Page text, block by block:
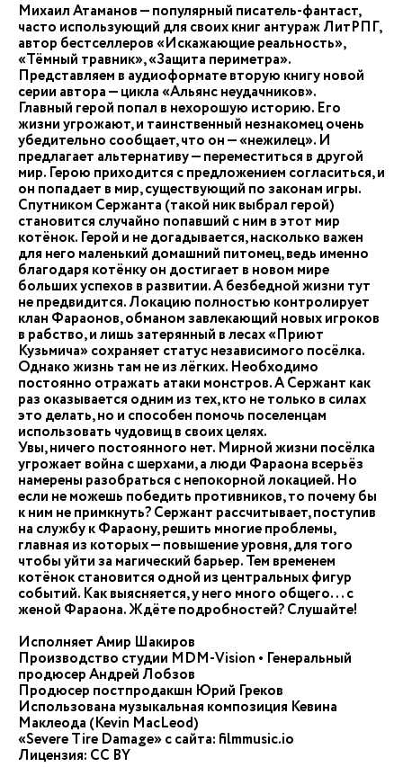
Михаил Атаманов — популярный писатель-фантаст,
часто использующий для своих книг антураж ЛитРПГ,
автор бестселлеров «Искажающие реальность»,
«Тёмный травник», «Защита периметра».
Представляем в аудиоформате вторую книгу новой
серии автора — цикла «Альянс неудачников».
Главный герой попал в нехорошую историю. Его
жизни угрожают, и таинственный незнакомец очень
убедительно сообщает, что он — «нежилец». И
предлагает альтернативу — переместиться в другой
мир. Герою приходится с предложением согласиться, и
он попадает в мир, существующий по законам игры.
Спутником Сержанта (такой ник выбрал герой)
становится случайно попавший с ним в этот мир
котёнок. Герой и не догадывается, насколько важен
для него маленький домашний питомец, ведь именно
благодаря котёнку он достигает в новом мире
больших успехов в развитии. А безбедной жизни тут
не предвидится. Локацию полностью контролирует
клан Фараонов, обманом завлекающий новых игроков
в рабство, и лишь затерянный в лесах «Приют
Кузьмича» сохраняет статус независимого посёлка.
Однако жизнь там не из лёгких. Необходимо
постоянно отражать атаки монстров. А Сержант как
раз оказывается одним из тех, кто не только в силах
это делать, но и способен помочь поселенцам
использовать чудовищ в своих целях.
Увы, ничего постоянного нет. Мирной жизни посёлка
угрожает война с шерхами, а люди Фараона всерьёз
намерены разобраться с непокорной локацией. Но
если не можешь победить противников, то почему бы
к ним не примкнуть? Сержант рассчитывает, поступив
на службу к Фараону, решить многие проблемы,
главная из которых — повышение уровня, для того
чтобы уйти за магический барьер. Тем временем
котёнок становится одной из центральных фигур
событий. Как выясняется, у него много общего... с
женой Фараона. Ждёте подробностей? Слушайте!
Исполняет Амир Шакиров
Производство студии MDM-Vision • Генеральный
продюсер Андрей Лобзов
Продюсер постпродакшн Юрий Греков
Использована музыкальная композиция Кевина
Маклеода (Kevin MacLeod)
«Severe Tire Damage» с сайта: filmmusic.io
Лицензия: CC BY